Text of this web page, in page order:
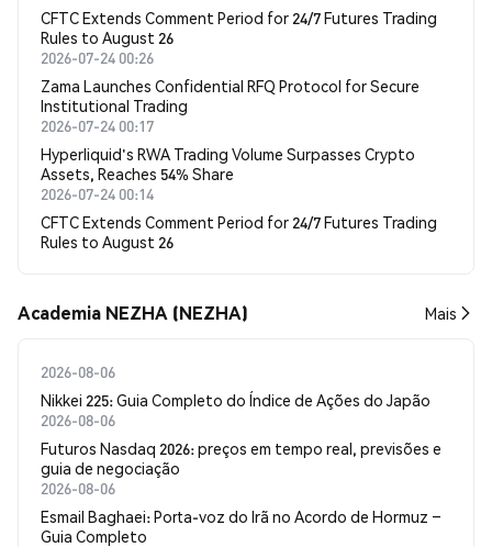
CFTC Extends Comment Period for 24/7 Futures Trading
Rules to August 26
2026-07-24 00:26
Zama Launches Confidential RFQ Protocol for Secure
Institutional Trading
2026-07-24 00:17
Hyperliquid's RWA Trading Volume Surpasses Crypto
Assets, Reaches 54% Share
2026-07-24 00:14
CFTC Extends Comment Period for 24/7 Futures Trading
Rules to August 26
Academia NEZHA (NEZHA) Mais
2026-08-06
Nikkei 225: Guia Completo do Índice de Ações do Japão
2026-08-06
Futuros Nasdaq 2026: preços em tempo real, previsões e
guia de negociação
2026-08-06
Esmail Baghaei: Porta-voz do Irã no Acordo de Hormuz –
Guia Completo